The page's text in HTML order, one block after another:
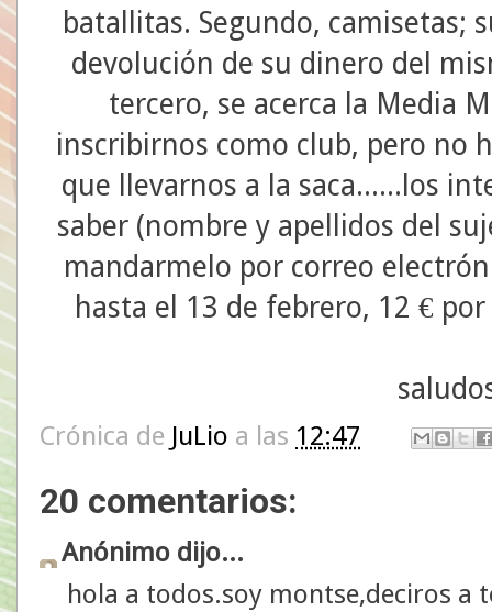
batallitas. Segundo, camisetas;
devolución de su dinero del
tercero, se acerca la Media
inscribirnos como club, pero no
que llevarnos a la saca......los
saber (nombre y apellidos del
mandarmelo por correo
hasta el 13 de febrero, 12 €
Crónica de JuLio a las 12:47
20 comentarios:
Anónimo dijo...
hola a todos.soy montse,deciros a